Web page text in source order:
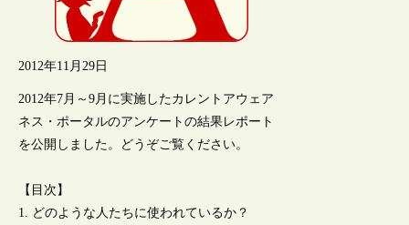
2012年11月29日
2012年7月～9月に実施したカレントアウェア
ネス・ポータルのアンケートの結果レポート
を公開しました。どうぞご覧ください。
【目次】
1. どのような人たちに使われているか？